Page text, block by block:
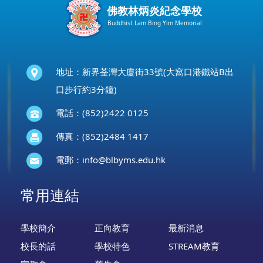
佛教林炳炎紀念學校
Buddhist Lam Bing Yim Memorial
地址：新界荃灣大廈街33號(大窩口港鐵站B出
口步行約3分鐘)
電話：(852)2422 0125
傳真：(852)2484 1417
電郵： info@blbyms.edu.hk
常用連結
學校簡介 正向教育
最新消息
校長的話
學校特色
STREAM教育